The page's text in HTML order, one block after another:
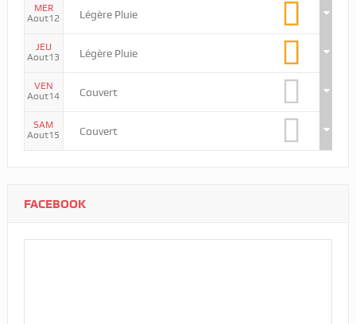
MER
Aout12
Légère Pluie
JEU
Aout13
Légère Pluie
VEN
Aout14
Couvert
SAM
Aout15
Couvert
FACEBOOK